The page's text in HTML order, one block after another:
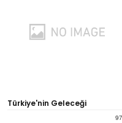
Türkiye'nin Geleceği